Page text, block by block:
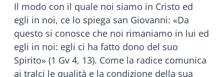
Il modo con il quale noi siamo in Cristo ed
egli in noi, ce lo spiega san Giovanni: «Da
questo si conosce che noi rimaniamo in lui ed
egli in noi: egli ci ha fatto dono del suo
Spirito» (1 Gv 4, 13). Come la radice comunica
ai tralci le qualità e la condizione della sua